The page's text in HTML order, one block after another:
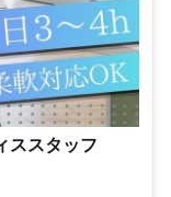
ススタッフ